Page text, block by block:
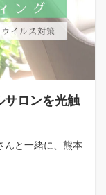
サロンを光触
んと一緒に、熊本